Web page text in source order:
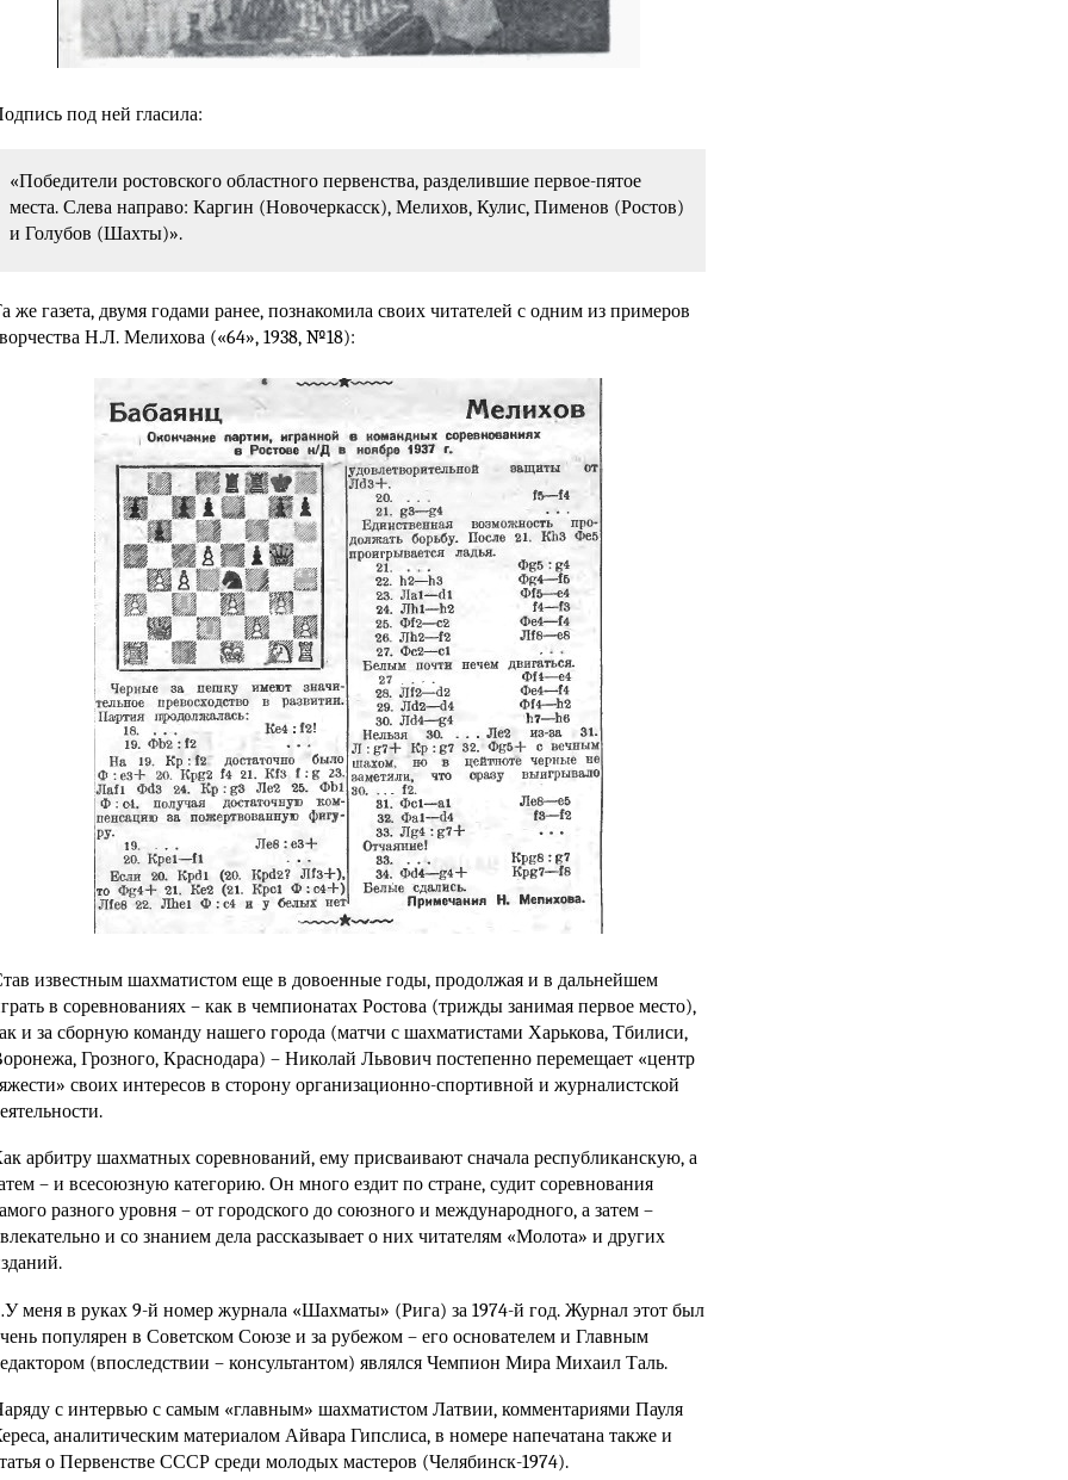
под ней гласила:
«Победители ростовского областного первенства, разделившие первое-пятое
места. Слева направо: Каргин (Новочеркасск), Мелихов, Кулис, Пименов (Ростов)
и Голубов (Шахты)».
же газета, двумя годами ранее, познакомила своих читателей с одним из примеров
Н.Л. Мелихова («64», 1938, №18):
известным шахматистом еще в довоенные годы, продолжая и в дальнейшем
в соревнованиях – как в чемпионатах Ростова (трижды занимая первое место),
и за сборную команду нашего города (матчи с шахматистами Харькова, Тбилиси,
Грозного, Краснодара) – Николай Львович постепенно перемещает «центр
своих интересов в сторону организационно-спортивной и журналистской
арбитру шахматных соревнований, ему присваивают сначала республиканскую, а
– и всесоюзную категорию. Он много ездит по стране, судит соревнования
разного уровня – от городского до союзного и международного, а затем –
и со знанием дела рассказывает о них читателям «Молота» и других
меня в руках 9-й номер журнала «Шахматы» (Рига) за 1974-й год. Журнал этот был
популярен в Советском Союзе и за рубежом – его основателем и Главным
(впоследствии – консультантом) являлся Чемпион Мира Михаил Таль.
с интервью с самым «главным» шахматистом Латвии, комментариями Пауля
аналитическим материалом Айвара Гипслиса, в номере напечатана также и
о Первенстве СССР среди молодых мастеров (Челябинск-1974).